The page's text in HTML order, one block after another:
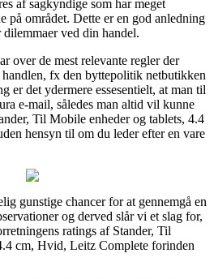
af sagkyndige som har meget
på området. Dette er en god anledning
ved din handel.
over de mest relevante regler der
fx den byttepolitik netbutikken
er det ydermere essesentielt, at man til
e-mail, således man altid vil kunne
Til Mobile enheder og tablets, 4.4
hensyn til om du leder efter en vare
gunstige chancer for at gennemgå en
og derved slår vi et slag for,
ratings af Stander, Til
cm, Hvid, Leitz Complete forinden